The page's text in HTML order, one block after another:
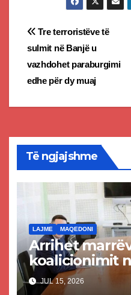
Post
navigation
Tre terroristëve të
sulmit në Banjë u
vazhdohet paraburgimi
edhe për dy muaj
Të ngjajshme
LAJME MAQEDONI
Arrihet
koalicionimit
Kurtit dhe
JUL 15, 2026